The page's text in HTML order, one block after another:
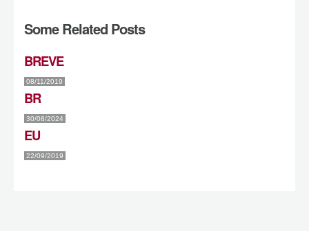
Some Related Posts
BREVE
08/11/2019
BR
30/08/2024
EU
22/09/2019